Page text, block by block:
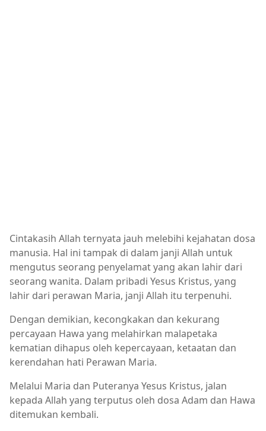
Cintakasih Allah ternyata jauh melebihi kejahatan dosa
manusia. Hal ini tampak di dalam janji Allah untuk
mengutus seorang penyelamat yang akan lahir dari
seorang wanita. Dalam pribadi Yesus Kristus, yang
lahir dari perawan Maria, janji Allah itu terpenuhi.
Dengan demikian, kecongkakan dan kekurang
percayaan Hawa yang melahirkan malapetaka
kematian dihapus oleh kepercayaan, ketaatan dan
kerendahan hati Perawan Maria.
Melalui Maria dan Puteranya Yesus Kristus, jalan
kepada Allah yang terputus oleh dosa Adam dan Hawa
ditemukan kembali.